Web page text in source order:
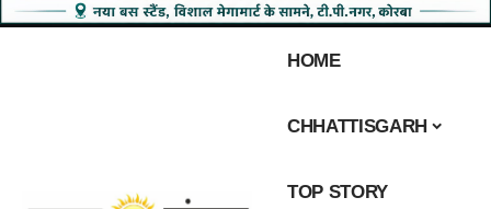
HOME
CHHATTISGARH
TOP STORY